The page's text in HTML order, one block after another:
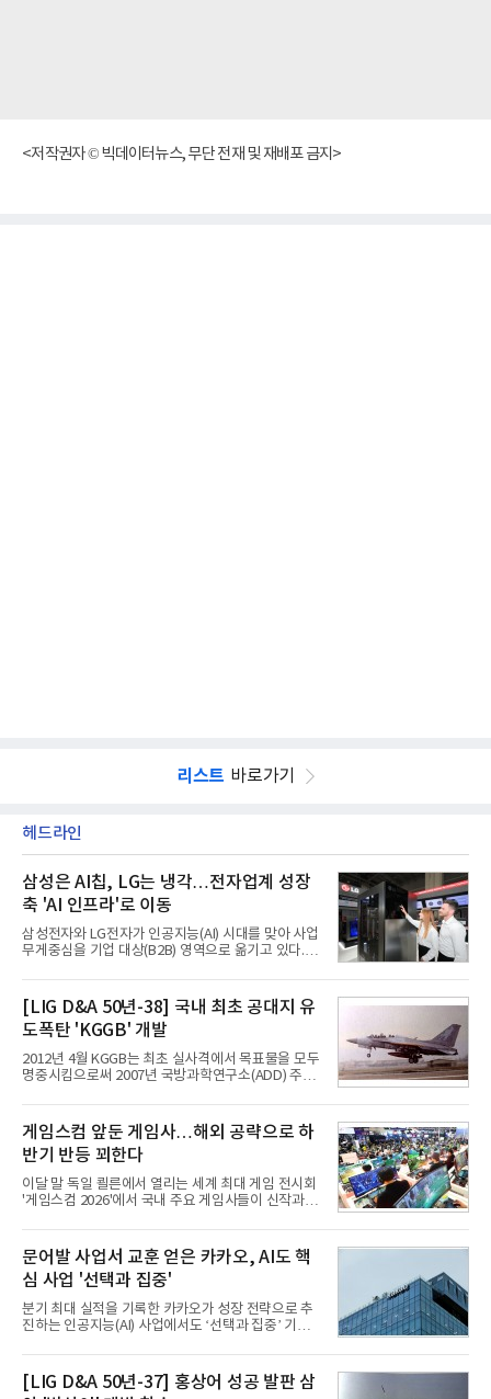
<저작권자 © 빅데이터뉴스, 무단 전재 및 재배포 금지>
리스트 바로가기
헤드라인
삼성은 AI칩, LG는 냉각…전자업계 성장
축 'AI 인프라'로 이동
삼성전자와 LG전자가 인공지능(AI) 시대를 맞아 사업
무게중심을 기업 대상(B2B) 영역으로 옮기고 있다.
접어든 가운데 삼성전자는 AI 반도체를 중심으로 데
이터센터 생태계 공략을 강화하고 LG전자는 냉각솔
루션·전장·로봇 등 기업용 솔루션 사업 확대에 속도를
내고 있다.9일 업계에 따르면 LG전자는 2분기 생활가
전과 프리미엄 제품 경쟁력에 더해 B2B 사업 확대 효
과로 수익성을 방어한 반면 삼성전자는 디바이스경험
(DX) 부문의 TV·생활가전 수익성이 악화됐다. 대신 삼
사업 확대
[LIG D&A 50년-38] 국내 최초 공대지 유
도폭탄 'KGGB' 개발
2012년 4월 KGGB는 최초 실사격에서 목표물을 모두
명중시킴으로써 2007년 국방과학연구소(ADD) 주관
체로 참여했다. 체계개발에는 총 400여억 원의 개발
비와 62개월의 기간이 소요됐다. 한국형 GPS 유도폭
탄 KGGB(Korea GPS Guided Bomb)는 국내 최초
의 공대지 유도폭탄으로 2012년에 최종 전투용 적합
판정을 받았다.우리 공군이 운용하는 모든 전투기에
탑재할 수 있는 KGGB는 일반목적폭탄(General
Purpose Bomb)에 장착하여 운용토록 개발됐다.이
는 조종사가 휴대하는 명령통신장치(PDU, P
게임스컴 앞둔 게임사…해외 공략으로 하
반기 반등 꾀한다
이달 말 독일 쾰른에서 열리는 세계 최대 게임 전시회
'게임스컴 2026'에서 국내 주요 게임사들이 신작과 글
체별로 엇갈린 가운데 하반기 신작 흥행과 해외 시장
성과가 실적을 좌우할 핵심 변수로 떠오르고 있다.8일
업계에 따르면 올해 상반기 게임업계는 기업별 성적
표가 크게 갈렸다. 대표적으로 크래프톤은 'PUBG: 배
틀그라운드'의 안정적인 성장에 힘입어 상반기 연결
기준 매출 2조6616억원, 영업이익 9725억원으로 역
대 최대 실적을 기록했다. 엔씨도 올해 출시한 '아이온
동기 대
문어발 사업서 교훈 얻은 카카오, AI도 핵
심 사업 '선택과 집중'
분기 최대 실적을 기록한 카카오가 성장 전략으로 추
진하는 인공지능(AI) 사업에서도 ‘선택과 집중’ 기조
라 투자에 나서는 것과 달리, 카카오는 ‘카카오톡’이
라는 플랫폼 경쟁력을 활용한 AI 에이전트 서비스에
집중하는 전략이다. 과거 무리한 사업 확장 과정에서
[LIG D&A 50년-37] 홍상어 성공 발판 삼